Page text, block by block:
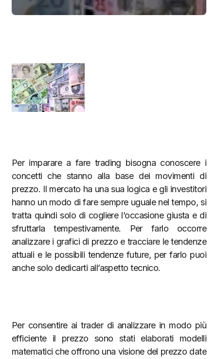
Per imparare a fare trading bisogna conoscere i
concetti che stanno alla base dei movimenti di
prezzo. Il mercato ha una sua logica e gli investitori
hanno un modo di fare sempre uguale nel tempo, si
tratta quindi solo di cogliere l’occasione giusta e di
sfruttarla tempestivamente. Per farlo occorre
analizzare i grafici di prezzo e tracciare le tendenze
attuali e le possibili tendenze future, per farlo puoi
anche solo dedicarti all’aspetto tecnico.
Per consentire ai trader di analizzare in modo più
efficiente il prezzo sono stati elaborati modelli
matematici che offrono una visione del prezzo date